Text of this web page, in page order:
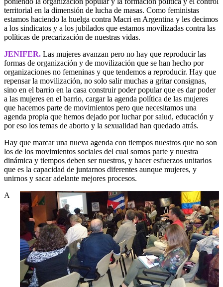
territorial en la dimensión de lucha de masas. Como feministas
estamos haciendo la huelga contra Macri en Argentina y les decimos
a los sindicatos y a los jubilados que estamos movilizadas contra las
políticas de precarización de nuestras vidas.
JENIFER. Las mujeres avanzan pero no hay que reproducir las
formas de organización y de movilización que se han hecho por
organizaciones no femeninas y que tendemos a reproducir. Hay que
repensar la movilización, no solo salir muchas a gritar consignas,
sino en el barrio en la casa construir poder popular que es dar poder
a las mujeres en el barrio, cargar la agenda política de las mujeres
que hacemos parte de movimientos pero que necesitamos una
agenda propia que hemos dejado por luchar por salud, educación y
por eso los temas de aborto y la sexualidad han quedado atrás.
Hay que marcar una nueva agenda con tiempos nuestros que no son
los de los movimientos sociales del cual somos parte y nuestra
dinámica y tiempos deben ser nuestros, y hacer esfuerzos unitarios
que es la capacidad de juntarnos diferentes aunque mujeres, y
unirnos y sacar adelante mejores procesos.
A